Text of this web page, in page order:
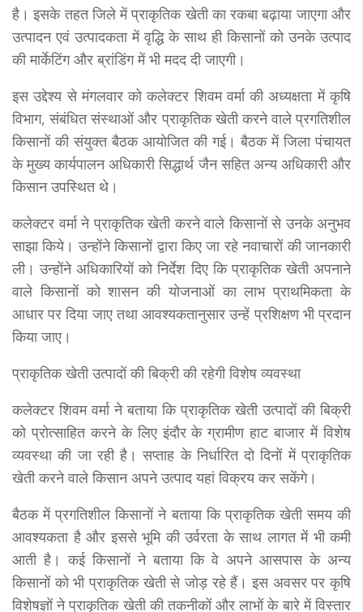
है। इसके तहत जिले में प्राकृतिक खेती का रकबा बढ़ाया जाएगा और
उत्पादन एवं उत्पादकता में वृद्धि के साथ ही किसानों को उनके उत्पाद
की मार्केटिंग और ब्रांडिंग में भी मदद दी जाएगी।
इस उद्देश्य से मंगलवार को कलेक्टर शिवम वर्मा की अध्यक्षता में कृषि
विभाग, संबंधित संस्थाओं और प्राकृतिक खेती करने वाले प्रगतिशील
किसानों की संयुक्त बैठक आयोजित की गई। बैठक में जिला पंचायत
के मुख्य कार्यपालन अधिकारी सिद्धार्थ जैन सहित अन्य अधिकारी और
किसान उपस्थित थे।
कलेक्टर वर्मा ने प्राकृतिक खेती करने वाले किसानों से उनके अनुभव
साझा किये। उन्होंने किसानों द्वारा किए जा रहे नवाचारों की जानकारी
ली। उन्होंने अधिकारियों को निर्देश दिए कि प्राकृतिक खेती अपनाने
वाले किसानों को शासन की योजनाओं का लाभ प्राथमिकता के
आधार पर दिया जाए तथा आवश्यकतानुसार उन्हें प्रशिक्षण भी प्रदान
किया जाए।
प्राकृतिक खेती उत्पादों की बिक्री की रहेगी विशेष व्यवस्था
कलेक्टर शिवम वर्मा ने बताया कि प्राकृतिक खेती उत्पादों की बिक्री
को प्रोत्साहित करने के लिए इंदौर के ग्रामीण हाट बाजार में विशेष
व्यवस्था की जा रही है। सप्ताह के निर्धारित दो दिनों में प्राकृतिक
खेती करने वाले किसान अपने उत्पाद यहां विक्रय कर सकेंगे।
बैठक में प्रगतिशील किसानों ने बताया कि प्राकृतिक खेती समय की
आवश्यकता है और इससे भूमि की उर्वरता के साथ लागत में भी कमी
आती है। कई किसानों ने बताया कि वे अपने आसपास के अन्य
किसानों को भी प्राकृतिक खेती से जोड़ रहे हैं। इस अवसर पर कृषि
विशेषज्ञों ने प्राकृतिक खेती की तकनीकों और लाभों के बारे में विस्तार